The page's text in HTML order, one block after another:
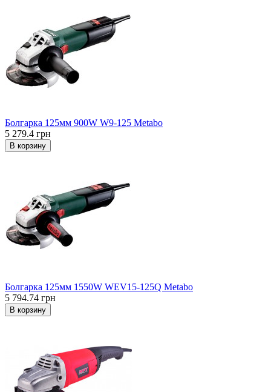
Болгарка 125мм 900W W9-125 Metabo
5 279.4 грн
В корзину
Болгарка 125мм 1550W WEV15-125Q Metabo
5 794.74 грн
В корзину